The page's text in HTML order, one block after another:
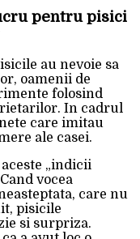
pentru pisici
au nevoie sa
oamenii de
folosind
In cadrul
care imitau
ale casei.
„indicii
vocea
care nu
pisicile
si surpriza.